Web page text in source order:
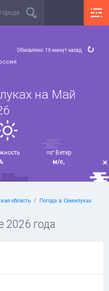
Обновлено: 16 минут назад
на Май
Ветер
м/с,
область
Погода в Семилуках
2026 года